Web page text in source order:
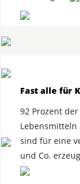
Fast alle für
92 Prozent
Lebensmitteln
sind für eine
und Co.